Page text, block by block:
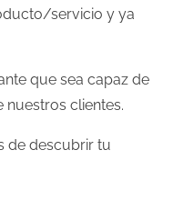
servicio y ya
que sea capaz de
clientes.
de descubrir tu